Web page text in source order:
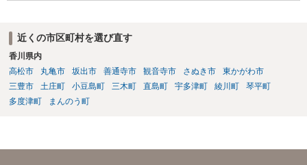
近くの市区町村を選び直す
香川県内
高松市
丸亀市 坂出市 善通寺市 観音寺市 さぬき市
東かがわ市
三豊市
土庄町 小豆島町 三木町 直島町 宇多津町 綾川町
琴平町
多度津町
まんのう町